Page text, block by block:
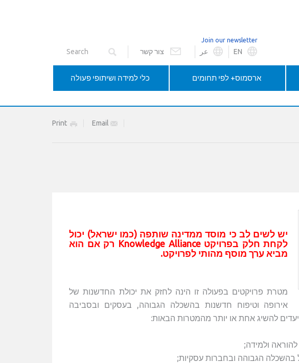
Join our newsletter
EN عر צור קשר
ארסמוס+ לפי תחומים כלי למידה ושיתופי פעולה
Print
יש לשים לב כי מוסד ממדינה שותפה (כמו ישראל) יכול
לקחת חלק בפרויקט Knowledge Alliance רק אם הוא
מביא ערך מוסף מהותי לפרויקט.
מטרת פרויקטים בפעולה זו הינה לחזק את יכולת החדשנות של
אירופה וטיפוח חדשנות בהשכלה הגבוהה, בעסקים ובסביבה
להשיג אחת או יותר מהמטרות הבאות:
ולמידה;
בהשכלה הגבוהה ובחברות עסקיות;